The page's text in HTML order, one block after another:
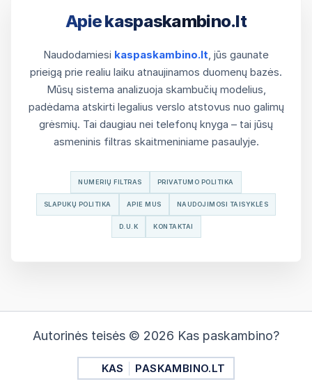
Apie kaspaskambino.lt
Naudodamiesi kaspaskambino.lt, jūs gaunate
prieigą prie realiu laiku atnaujinamos duomenų bazės.
Mūsų sistema analizuoja skambučių modelius,
padėdama atskirti legalius verslo atstovus nuo galimų
grėsmių. Tai daugiau nei telefonų knyga – tai jūsų
asmeninis filtras skaitmeniniame pasaulyje.
NUMERIŲ FILTRAS PRIVATUMO POLITIKA
SLAPUKŲ POLITIKA APIE MUS NAUDOJIMOSI TAISYKLĖS
D.U.K KONTAKTAI
Autorinės teisės © 2026 Kas paskambino?
KAS PASKAMBINO.LT